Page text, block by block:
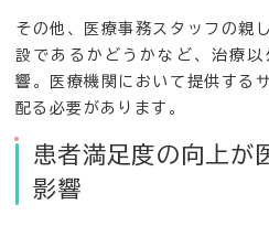
その他、医療事務スタッフの親
設であるかどうかなど、治療
響。医療機関において提供する
配る必要があります。
患者満足度の向上が
影響